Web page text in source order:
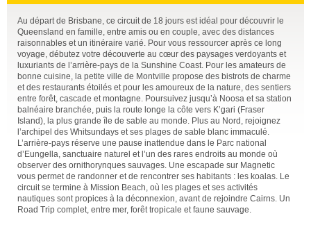
Au départ de Brisbane, ce circuit de 18 jours est idéal pour découvrir le
Queensland en famille, entre amis ou en couple, avec des distances
raisonnables et un itinéraire varié. Pour vous ressourcer après ce long
voyage, débutez votre découverte au cœur des paysages verdoyants et
luxuriants de l’arrière-pays de la Sunshine Coast. Pour les amateurs de
bonne cuisine, la petite ville de Montville propose des bistrots de charme
et des restaurants étoilés et pour les amoureux de la nature, des sentiers
entre forêt, cascade et montagne. Poursuivez jusqu’à Noosa et sa station
balnéaire branchée, puis la route longe la côte vers K’gari (Fraser
Island), la plus grande île de sable au monde. Plus au Nord, rejoignez
l’archipel des Whitsundays et ses plages de sable blanc immaculé.
L’arrière-pays réserve une pause inattendue dans le Parc national
d’Eungella, sanctuaire naturel et l’un des rares endroits au monde où
observer des ornithorynques sauvages. Une escapade sur Magnetic
vous permet de randonner et de rencontrer ses habitants : les koalas. Le
circuit se termine à Mission Beach, où les plages et ses activités
nautiques sont propices à la déconnexion, avant de rejoindre Cairns. Un
Road Trip complet, entre mer, forêt tropicale et faune sauvage.